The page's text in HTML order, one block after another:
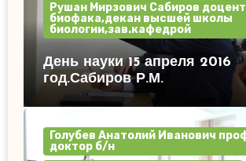
Рушан Мирзович Сабиров
биофака,декан высшей школы
биологии,зав.кафедрой
День науки 15 апреля 2016
год.Сабиров Р.М.
Голубев Анатолий Иванович
доктор б/н